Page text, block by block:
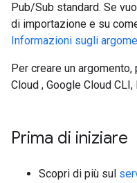
Pub/Sub standard. Se
di importazione e su
Informazioni sugli
Per creare un
Cloud , Google Cloud
Prima di iniziare
Scopri di più sul